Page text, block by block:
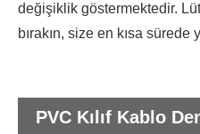
değişiklik göstermektedir.
bırakın, size en kısa
PVC Kılıf Kablo